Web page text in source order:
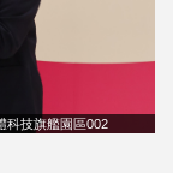
科技旗艦園區002